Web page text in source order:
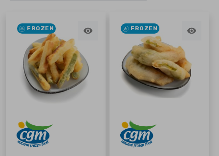
FROZEN  FROZEN 